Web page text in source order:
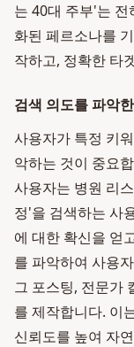
는 40대 주부'는 전
화된 페르소나를
작하고, 정확한 타
검색 의도를 파악
사용자가 특정 키
악하는 것이 중요
사용자는 병원 리
정'을 검색하는 사
에 대한 확신을 얻
를 파악하여 사용
그 포스팅, 전문가
를 제작합니다. 이
신뢰도를 높여 자